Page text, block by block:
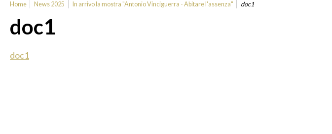
Home News 2025 In arrivo la mostra "Antonio Vinciguerra - Abitare l'assenza" doc1
doc1
doc1